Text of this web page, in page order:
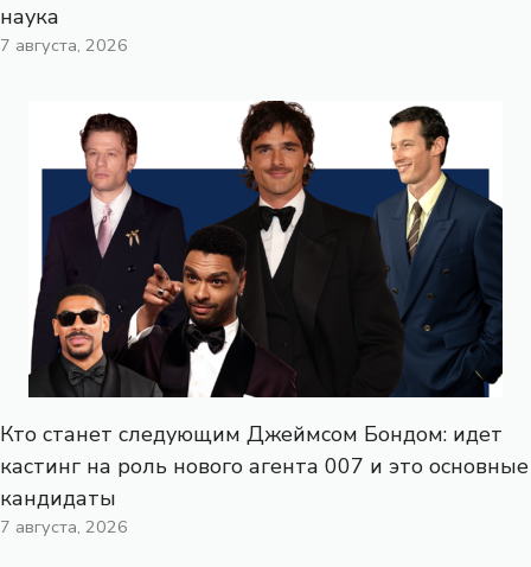
наука
7 августа, 2026
Кто станет следующим Джеймсом Бондом: идет
кастинг на роль нового агента 007 и это основные
кандидаты
7 августа, 2026